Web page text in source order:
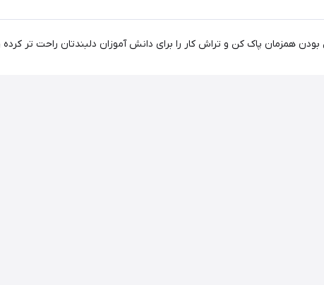
همزمان پاک کن و تراش کار را برای دانش آموزان دلبندتان راحت تر